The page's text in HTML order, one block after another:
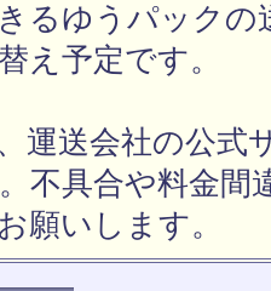
るゆうパックの
え予定です。
運送会社の公式
不具合や料金間
願いします。